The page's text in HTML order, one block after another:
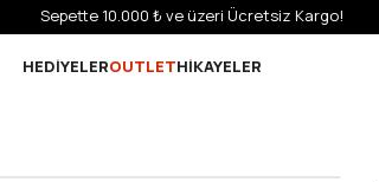
Sepette 10.000 ₺ ve üzeri Ücretsiz Kargo!
HEDİYELEROUTLETHİKAYELER